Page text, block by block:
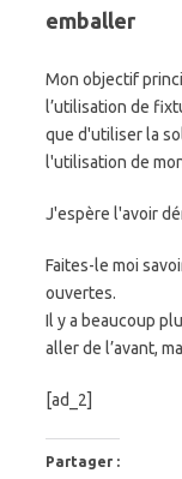
emballer
Mon objectif
l’utilisation de
que d'utiliser la
l'utilisation de
J'espère l'avoir
Faites-le moi
ouvertes.
Il y a beaucoup
aller de l’avant,
[ad_2]
Partager :